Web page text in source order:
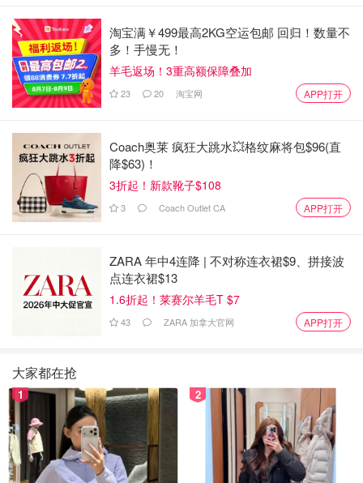
民在入学时必须懂法语。
魁北克临时居民
在今天的公告发布之前，魁北克省政府尚未与联邦政府一起
道，于2024年8月实施了冻结劳动力市场影响评估（LMIA）
的政策。这项政策（今天已延长）最初只打算实施六个月。
2024年10月，加拿大联邦政府首次实施临时居民限额政
策，旨在限制工作和学习许可持有者的入境，以应对住房供
来源：
cicnews封面：AzertyFab/wikimedia
魁北克官宣移民新政， PEQ毕业生类
OOliviaZZ 1672
2025魁省最新移民政策 - 毕业生流程
暂停、低薪LMIAs暂停、技术工人选拔
计划暂停等！
淘宝满￥499最高2KG空运包邮 回归！数量不
多！手慢无！
羊毛返场！3重高额保障叠加
23 20 淘宝网 APP打开
Coach奥莱 疯狂大跳水💥格纹麻将包$96(直
降$63)！
3折起！新款靴子$108
3 Coach Outlet CA APP打开
ZARA 年中4连降 | 不对称连衣裙$9、拼接波
点连衣裙$13
1.6折起！莱赛尔羊毛T $7
43 ZARA 加拿大官网 APP打开
大家都在抢
1 2